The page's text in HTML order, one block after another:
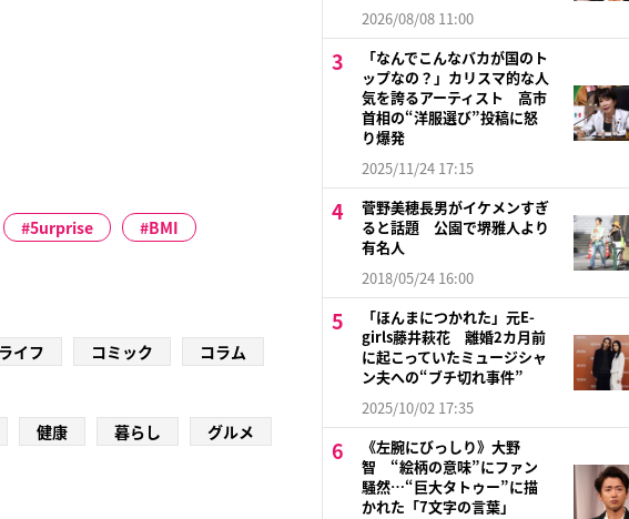
5urprise
BMI
ライフ コミック
コラム
健康 暮らし グルメ
2026/08/08 11:00
「なんでこんなバカが国のト
ップなの？」カリスマ的な人
気を誇るアーティスト 高市
首相の“洋服選び”投稿に怒
り爆発
2025/11/24 17:15
菅野美穂長男がイケメンすぎ
ると話題 公園で堺雅人より
有名人
2018/05/24 16:00
「ほんまにつかれた」元E-
girls藤井萩花 離婚2カ月前
に起こっていたミュージシャ
ン夫への“ブチ切れ事件”
2025/10/02 17:35
《左腕にびっしり》大野
智 “絵柄の意味”にファン
騒然…“巨大タトゥー”に描
かれた「7文字の言葉」